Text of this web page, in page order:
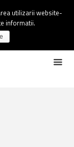
utilizarii website-
informatii.